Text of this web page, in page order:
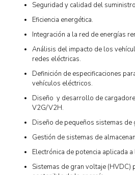
Seguridad y calidad del
Eficiencia energética.
Integración a la red de energías
Análisis del impacto de los
redes eléctricas.
Definición de especificaciones
vehículos eléctricos.
Diseño y desarrollo de
V2G/V2H.
Diseño de pequeños sistemas de
Gestión de sistemas de
Electrónica de potencia aplicada
Sistemas de gran voltaje (HVDC)